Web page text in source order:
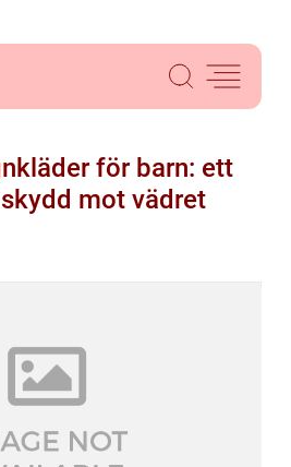
för barn: ett
mot vädret